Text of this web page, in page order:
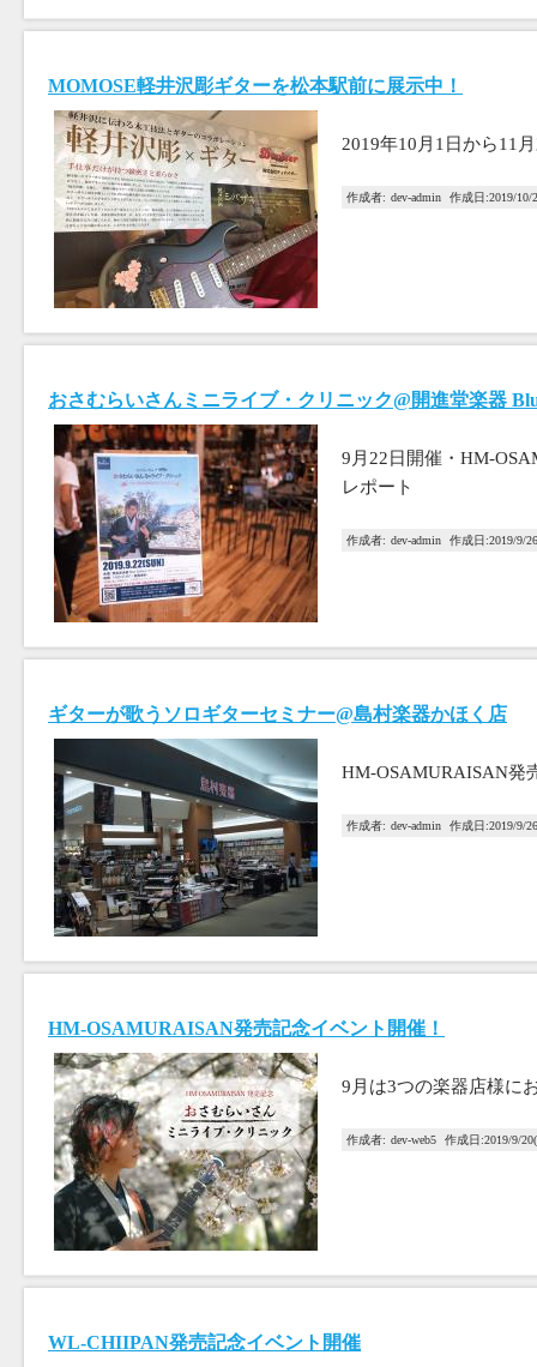
MOMOSE軽井沢彫ギターを松本駅前に展示中！
2019年10月1日から11
作成者: dev-admin 作成日:2019/10/
おさむらいさんミニライブ・クリニック@開進堂楽器
9月22日開催・HM-
レポート
作成者: dev-admin 作成日:2019/9/
ギターが歌うソロギターセミナー@島村楽器かほく店
HM-OSAMURAISAN発
作成者: dev-admin 作成日:2019/9/
HM-OSAMURAISAN発売記念イベント開催！
9月は3つの楽器店様に
作成者: dev-web5 作成日:2019/9/
WL-CHIIPAN発売記念イベント開催